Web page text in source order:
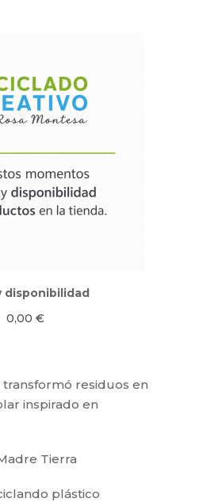
disponibilidad
0,00 €
residuos en
inspirado en
Tierra
plástico